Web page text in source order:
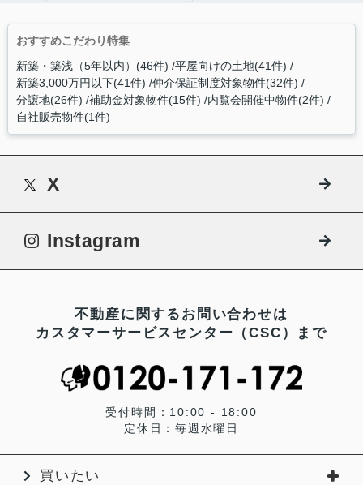
おすすめこだわり特集
新築・築浅（5年以内）(46件) 平屋向けの土地(41件)
新築3,000万円以下(41件) 仲介保証制度対象物件(32件)
分譲地(26件) 補助金対象物件(15件) 内覧会開催中物件(2件)
自社販売物件(1件)
X
Instagram
不動産に関するお問い合わせは
カスタマーサービスセンター（CSC）まで
受付時間：10:00 - 18:00
定休日：毎週水曜日
買いたい